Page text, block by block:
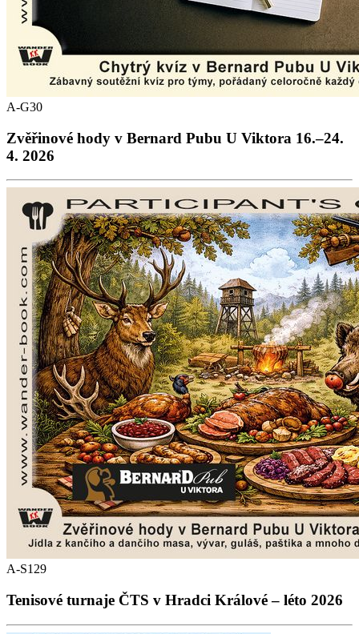
A-G30
Zvěřinové hody v Bernard Pubu U Viktora 16.–24.
4. 2026
A-S129
Tenisové turnaje ČTS v Hradci Králové – léto 2026